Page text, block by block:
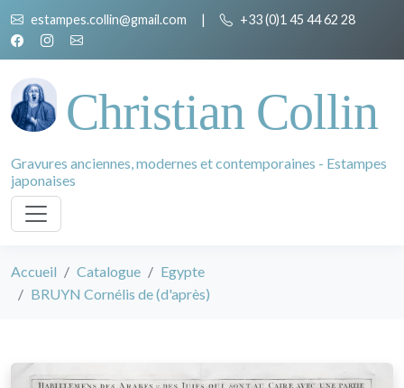
estampes.collin@gmail.com | +33 (0)1 45 44 62 28
Christian Collin
Gravures anciennes, modernes et contemporaines - Estampes
japonaises
Accueil Catalogue
Egypte
BRUYN Cornélis de (d'après)